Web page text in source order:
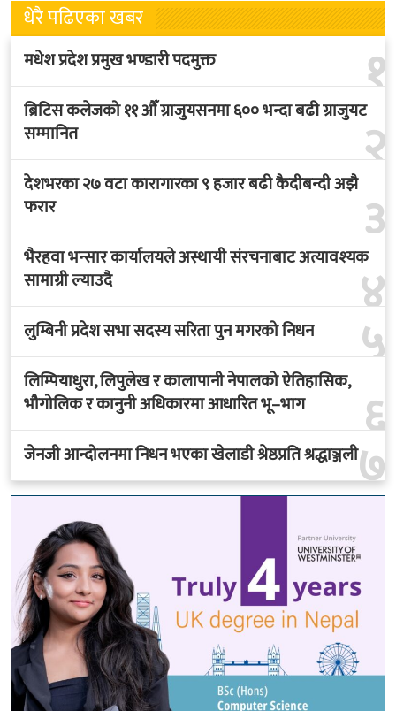
धेरै पढिएका खबर
१
मधेश प्रदेश प्रमुख भण्डारी पदमुक्त
२
ब्रिटिस कलेजको ११ औँ ग्राजुयसनमा ६०० भन्दा बढी ग्राजुयट
सम्मानित
३
देशभरका २७ वटा कारागारका ९ हजार बढी कैदीबन्दी अझै
फरार
४
भैरहवा भन्सार कार्यालयले अस्थायी संरचनाबाट अत्यावश्यक
सामाग्री ल्याउदै
५
लुम्बिनी प्रदेश सभा सदस्य सरिता पुन मगरको निधन
६
लिम्पियाधुरा, लिपुलेख र कालापानी नेपालको ऐतिहासिक,
भौगोलिक र कानुनी अधिकारमा आधारित भू–भाग
७
जेनजी आन्दोलनमा निधन भएका खेलाडी श्रेष्ठप्रति श्रद्धाञ्जली